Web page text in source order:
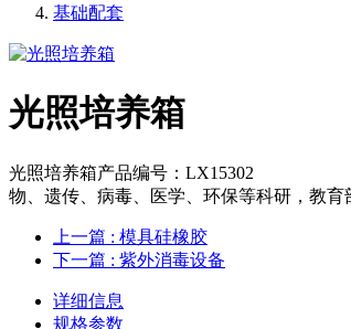
基础配套
光照培养箱
光照培养箱产品编号：
物、遗传、病毒、医学、环保等科研，教
上一篇 : 模具硅橡胶
下一篇 : 紫外消毒设备
详细信息
规格参数